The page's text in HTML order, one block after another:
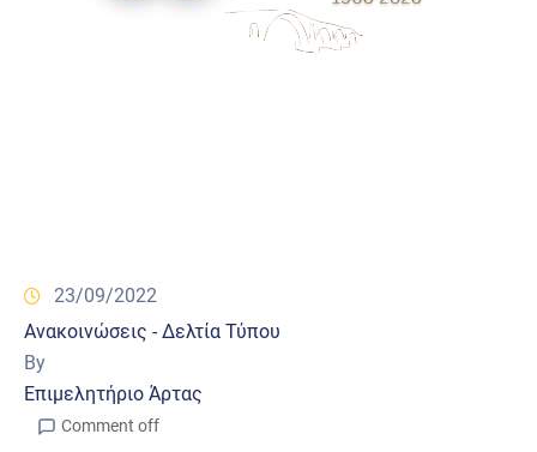
23/09/2022
Ανακοινώσεις - Δελτία Τύπου
By
Επιμελητήριο Άρτας
Comment off